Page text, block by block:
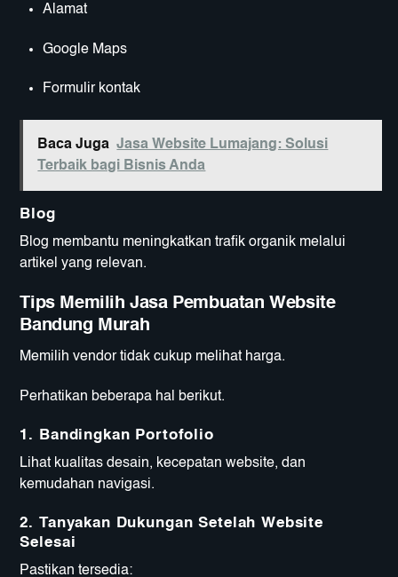
Alamat
Google Maps
Formulir kontak
Baca Juga Jasa Website Lumajang: Solusi
Terbaik bagi Bisnis Anda
Blog
Blog membantu meningkatkan trafik organik melalui
artikel yang relevan.
Tips Memilih Jasa Pembuatan Website
Bandung Murah
Memilih vendor tidak cukup melihat harga.
Perhatikan beberapa hal berikut.
1. Bandingkan Portofolio
Lihat kualitas desain, kecepatan website, dan
kemudahan navigasi.
2. Tanyakan Dukungan Setelah Website
Selesai
Pastikan tersedia: